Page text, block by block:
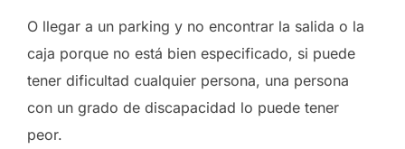
O llegar a un parking y no encontrar la salida o la
caja porque no está bien especificado, si puede
tener dificultad cualquier persona, una persona
con un grado de discapacidad lo puede tener
peor.